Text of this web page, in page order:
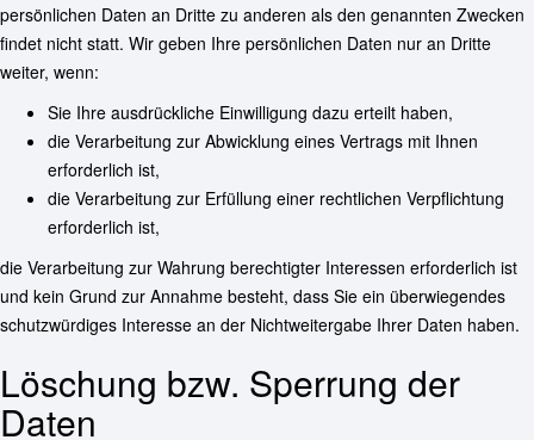
persönlichen Daten an Dritte zu anderen als den genannten Zwecken
findet nicht statt. Wir geben Ihre persönlichen Daten nur an Dritte
weiter, wenn:
Sie Ihre ausdrückliche Einwilligung dazu erteilt haben,
die Verarbeitung zur Abwicklung eines Vertrags mit Ihnen
erforderlich ist,
die Verarbeitung zur Erfüllung einer rechtlichen Verpflichtung
erforderlich ist,
die Verarbeitung zur Wahrung berechtigter Interessen erforderlich ist
und kein Grund zur Annahme besteht, dass Sie ein überwiegendes
schutzwürdiges Interesse an der Nichtweitergabe Ihrer Daten haben.
Löschung bzw. Sperrung der
Daten